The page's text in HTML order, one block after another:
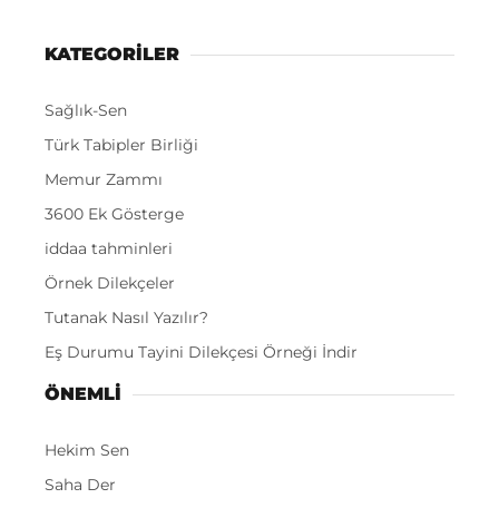
KATEGORİLER
Sağlık-Sen
Türk Tabipler Birliği
Memur Zammı
3600 Ek Gösterge
iddaa tahminleri
Örnek Dilekçeler
Tutanak Nasıl Yazılır?
Eş Durumu Tayini Dilekçesi Örneği İndir
ÖNEMLI
Hekim Sen
Saha Der